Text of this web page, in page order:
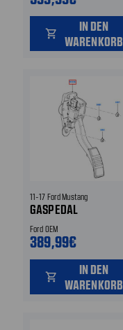
shopping_cart
IN DEN
WARENKORB
11-17 Ford Mustang
GASPEDAL
Ford OEM
389,99€
shopping_cart
IN DEN
WARENKORB